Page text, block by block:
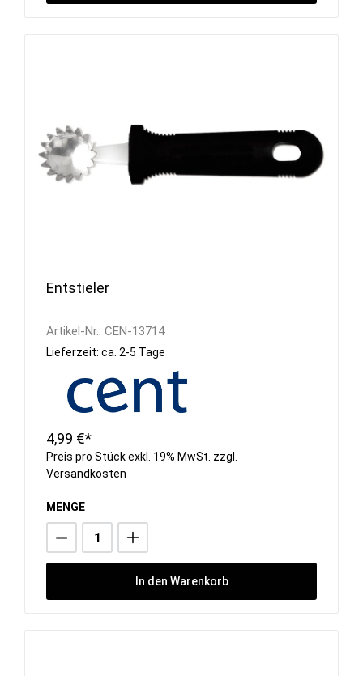
Entstieler
Artikel-Nr.: CEN-13714
Lieferzeit: ca. 2-5 Tage
4,99 €*
Preis pro Stück exkl. 19% MwSt. zzgl.
Versandkosten
MENGE
In den Warenkorb